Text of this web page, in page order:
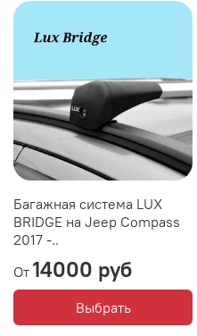
Багажная система LUX
BRIDGE на Jeep Compass
2017 -..
От 14000 руб
Выбрать